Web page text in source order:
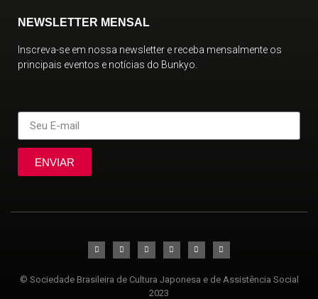
NEWSLETTER MENSAL
Inscreva-se em nossa newsletter e receba mensalmente os
principais eventos e notícias do Bunkyo.
ENVIAR
© Sociedade Brasileira de Cultura Japonesa e de Assistência Social
2023